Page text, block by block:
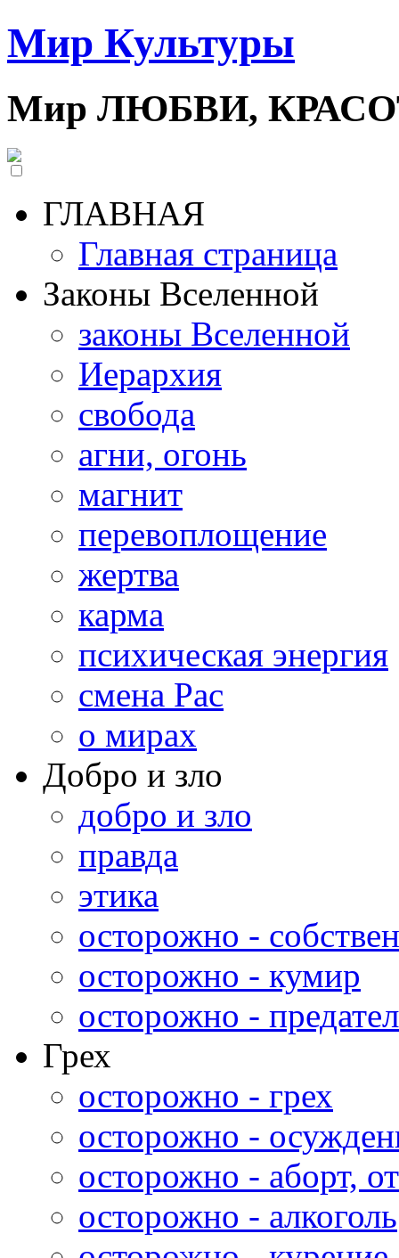
Мир Культуры
Мир ЛЮБВИ,
ГЛАВНАЯ
Главная страница
Законы Вселенной
законы Вселенной
Иерархия
свобода
агни, огонь
магнит
перевоплощение
жертва
карма
психическая энергия
смена Рас
о мирах
Добро и зло
добро и зло
правда
этика
осторожно -
осторожно - кумир
осторожно -
Грех
осторожно - грех
осторожно -
осторожно - аборт,
осторожно - алкоголь